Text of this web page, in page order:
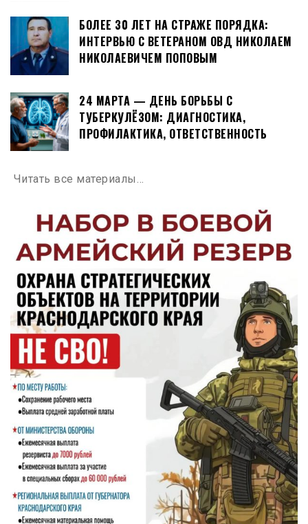
БОЛЕЕ 30 ЛЕТ НА СТРАЖЕ ПОРЯДКА:
ИНТЕРВЬЮ С ВЕТЕРАНОМ ОВД НИКОЛАЕМ
НИКОЛАЕВИЧЕМ ПОПОВЫМ
24 МАРТА — ДЕНЬ БОРЬБЫ С
ТУБЕРКУЛЁЗОМ: ДИАГНОСТИКА,
ПРОФИЛАКТИКА, ОТВЕТСТВЕННОСТЬ
Читать все материалы…